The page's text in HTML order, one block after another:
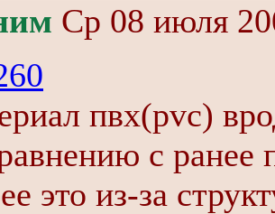
Ср 08 июля
пвх(pvc)
с
это из-за